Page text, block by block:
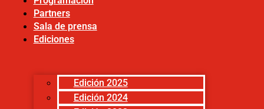
Partners
Sala de prensa
Ediciones
Edición 2025
Edición 2024